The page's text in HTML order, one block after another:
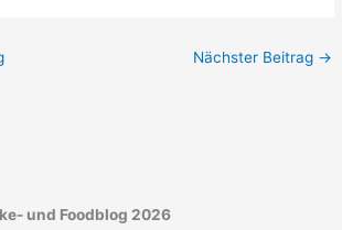
Nächster Beitrag →
und Foodblog 2026